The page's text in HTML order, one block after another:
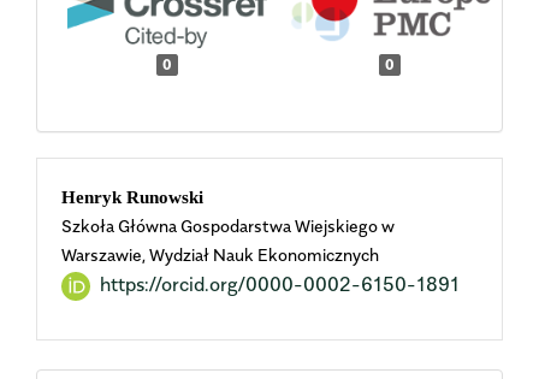
0 0
Main
Article
Content
Henryk Runowski
Szkoła Główna Gospodarstwa Wiejskiego w
Warszawie, Wydział Nauk Ekonomicznych
https://orcid.org/0000-0002-6150-1891